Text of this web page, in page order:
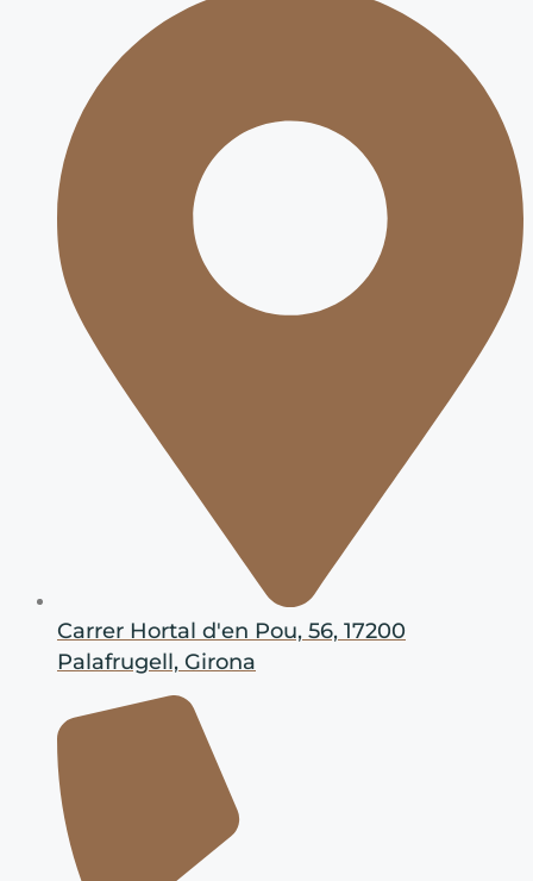
Carrer Hortal d'en Pou, 56, 17200
Palafrugell, Girona